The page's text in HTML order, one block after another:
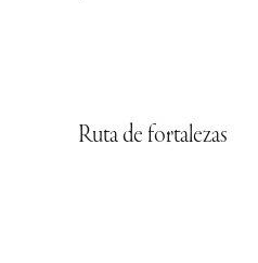
Ruta de fortalezas